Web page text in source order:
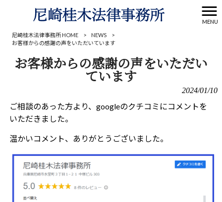
MENU
尼崎桂木法律事務所 HOME > NEWS
>
お客様からの感謝の声をいただいています
お客様からの感謝の声をいただい
ています
2024/01/10
ご相談のあった方より、googleのクチコミにコメントを
いただきました。
温かいコメント、ありがとうございました。